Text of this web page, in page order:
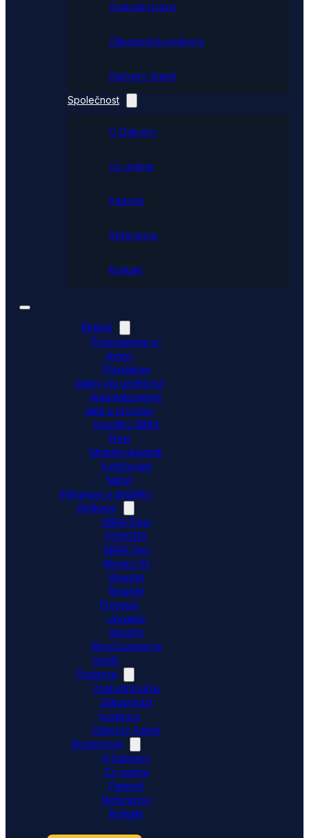
Znalostní báze
Zákaznická podpora
Dativery Agent
Společnost
O Dativery
Co umíme
Partneři
Reference
Kontakt
Řešení
Propojujeme e-
shopy
Přenášíme
platby do účetnictví
Automatizujeme
data a procesy
Doplňky ABRA
Flexi
Mobilní skladník
Vytěžování
faktur
Integrace a doplňky
Aplikace
ABRA Flexi
POHODA
ABRA Gen
Money S3
Shoptet
Shoptet
Premium
Upgates
Shopify
WooCommerce
Ceník
Podpora
Znalostní báze
Zákaznická
podpora
Dativery Agent
Společnost
O Dativery
Co umíme
Partneři
Reference
Kontakt